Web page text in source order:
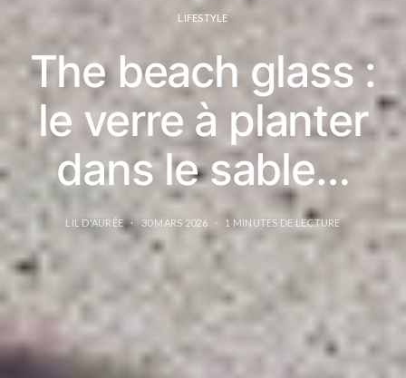
LIFESTYLE
The beach glass :
le verre à planter
dans le sable…
LIL D'AURÉE 30 MARS 2026 1 MINUTES DE LECTURE